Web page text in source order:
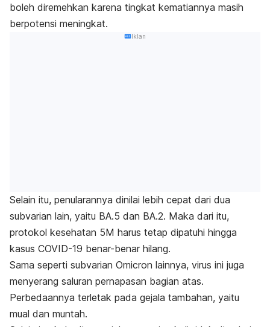
boleh diremehkan karena tingkat kematiannya masih
berpotensi meningkat.
Iklan
Selain itu, penularannya dinilai lebih cepat dari dua
subvarian lain, yaitu BA.5 dan BA.2. Maka dari itu,
protokol kesehatan 5M harus tetap dipatuhi hingga
kasus COVID-19 benar-benar hilang.
Sama seperti subvarian Omicron lainnya, virus ini juga
menyerang saluran pernapasan bagian atas.
Perbedaannya terletak pada gejala tambahan, yaitu
mual dan muntah.